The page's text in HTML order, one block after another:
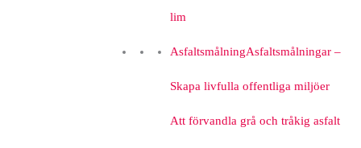
lim
AsfaltsmålningAsfaltsmålningar –
Skapa livfulla offentliga miljöer
Att förvandla grå och tråkig asfalt